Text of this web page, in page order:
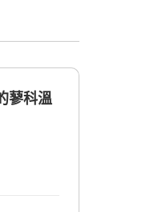
蓼科溫